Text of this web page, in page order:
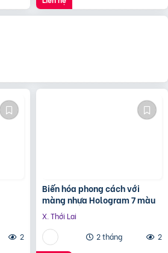
2
Biến hóa phong cách với
màng nhựa Hologram 7 màu
X. Thới Lai
2 tháng
2